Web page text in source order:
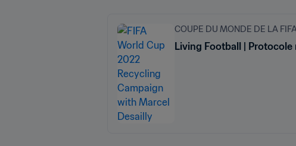
COUPE DU MONDE DE LA
Living Football |